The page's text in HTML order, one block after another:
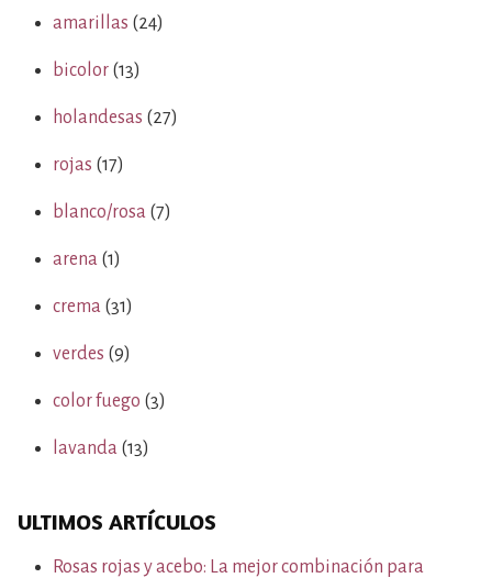
amarillas (24)
bicolor (13)
holandesas (27)
rojas (17)
blanco/rosa (7)
arena (1)
crema (31)
verdes (9)
color fuego (3)
lavanda (13)
ULTIMOS ARTÍCULOS
Rosas rojas y acebo: La mejor combinación para